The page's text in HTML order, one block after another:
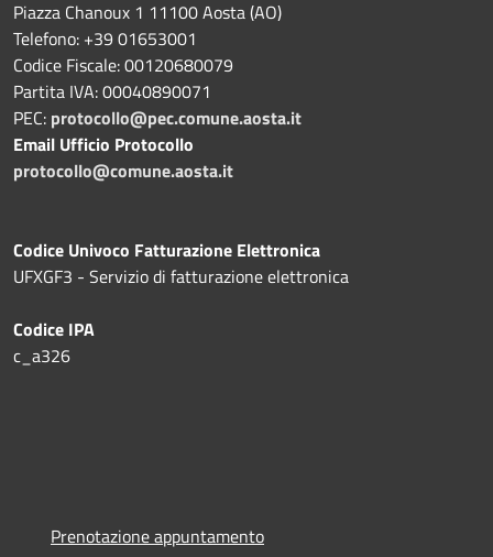
Piazza Chanoux 1 11100 Aosta (AO)
Telefono: +39 01653001
Codice Fiscale: 00120680079
Partita IVA: 00040890071
PEC: protocollo@pec.comune.aosta.it
Email Ufficio Protocollo
protocollo@comune.aosta.it
Codice Univoco Fatturazione Elettronica
UFXGF3 - Servizio di fatturazione elettronica
Codice IPA
c_a326
Prenotazione appuntamento